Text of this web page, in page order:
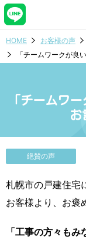
HOME お客様の声
「チームワークが良
「チームワ
お
絶賛の声
札幌市の戸建住宅
お客様より、お
「工事の方々も